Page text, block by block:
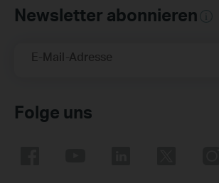
Newsletter abonnieren
E-Mail-Adresse
Folge uns